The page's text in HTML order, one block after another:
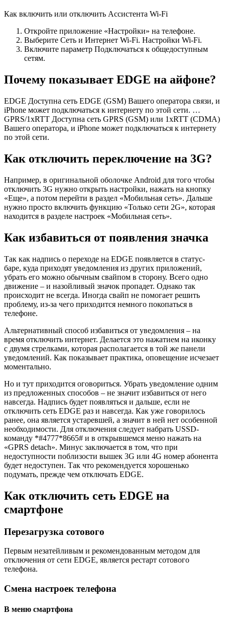
Как включить или отключить Ассистента Wi-Fi
Откройте приложение «Настройки» на телефоне.
Выберите Сеть и Интернет Wi-Fi. Настройки Wi-Fi.
Включите параметр Подключаться к общедоступным
сетям.
Почему показывает EDGE на айфоне?
EDGE Доступна сеть EDGE (GSM) Вашего оператора связи, и
iPhone может подключаться к интернету по этой сети. …
GPRS/1xRTT Доступна сеть GPRS (GSM) или 1xRTT (CDMA)
Вашего оператора, и iPhone может подключаться к интернету
по этой сети.
Как отключить переключение на 3G?
Например, в оригинальной оболочке Android для того чтобы
отключить 3G нужно открыть настройки, нажать на кнопку
«Еще», а потом перейти в раздел «Мобильная сеть». Дальше
нужно просто включить функцию «Только сети 2G», которая
находится в разделе настроек «Мобильная сеть».
Как избавиться от появления значка
Так как надпись о переходе на EDGE появляется в статус-
баре, куда приходят уведомления из других приложений,
убрать его можно обычным свайпом в сторону. Всего одно
движение – и назойливый значок пропадет. Однако так
происходит не всегда. Иногда свайп не помогает решить
проблему, из-за чего приходится немного покопаться в
телефоне.
Альтернативный способ избавиться от уведомления – на
время отключить интернет. Делается это нажатием на иконку
с двумя стрелками, которая располагается в той же панели
уведомлений. Как показывает практика, оповещение исчезает
моментально.
Но и тут приходится оговориться. Убрать уведомление одним
из предложенных способов – не значит избавиться от него
навсегда. Надпись будет появляться и дальше, если не
отключить сеть EDGE раз и навсегда. Как уже говорилось
ранее, она является устаревшей, а значит в ней нет особенной
необходимости. Для отключения следует набрать USSD-
команду *#4777*8665# и в открывшемся меню нажать на
«GPRS detach». Минус заключается в том, что при
недоступности поблизости вышек 3G или 4G номер абонента
будет недоступен. Так что рекомендуется хорошенько
подумать, прежде чем отключать EDGE.
Как отключить сеть EDGE на
смартфоне
Перезагрузка сотового
Первым незатейливым и рекомендованным методом для
отключения от сети EDGE, является рестарт сотового
телефона.
Смена настроек телефона
В меню смартфона